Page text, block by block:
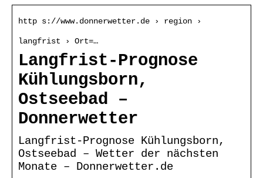
http s://www.donnerwetter.de › region ›
langfrist › Ort=…
Langfrist-Prognose
Kühlungsborn,
Ostseebad –
Donnerwetter
Langfrist-Prognose Kühlungsborn,
Ostseebad – Wetter der nächsten
Monate – Donnerwetter.de